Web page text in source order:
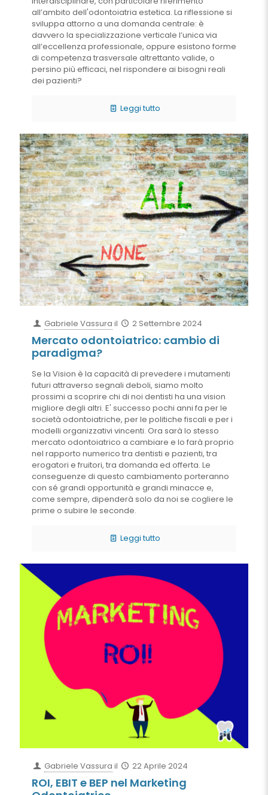
all’ambito dell'odontoiatria estetica. La riflessione si
sviluppa attorno a una domanda centrale: è
davvero la specializzazione verticale l’unica via
all’eccellenza professionale, oppure esistono forme
di competenza trasversale altrettanto valide, o
persino più efficaci, nel rispondere ai bisogni reali
dei pazienti?
Leggi tutto
Gabriele Vassura il 2 Settembre 2024
Mercato odontoiatrico: cambio di
paradigma?
Se la Vision è la capacità di prevedere i mutamenti
futuri attraverso segnali deboli, siamo molto
prossimi a scoprire chi di noi dentisti ha una vision
migliore degli altri. E' successo pochi anni fa per le
società odontoiatriche, per le politiche fiscali e per i
modelli organizzativi vincenti. Ora sarà lo stesso
mercato odontoiatrico a cambiare e lo farà proprio
nel rapporto numerico tra dentisti e pazienti, tra
erogatori e fruitori, tra domanda ed offerta. Le
conseguenze di questo cambiamento porteranno
con sé grandi opportunità e grandi minacce e,
come sempre, dipenderà solo da noi se cogliere le
prime o subire le seconde.
Leggi tutto
Gabriele Vassura il 22 Aprile 2024
ROI, EBIT e BEP nel Marketing